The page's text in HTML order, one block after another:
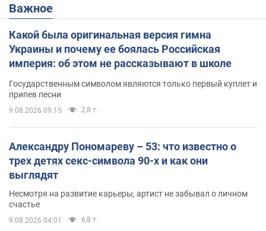
Важное
Какой была оригинальная версия гимна
Украины и почему ее боялась Российская
империя: об этом не рассказывают в школе
Государственным символом являются только первый куплет и
припев песни
9.08.2026 09:15 2,8 т.
Александру Пономареву – 53: что известно о
трех детях секс-символа 90-х и как они
выглядят
Несмотря на развитие карьеры, артист не забывал о личном
счастье
9.08.2026 04:01 6,8 т.